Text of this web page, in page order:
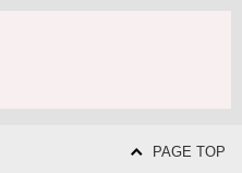
PAGE TOP